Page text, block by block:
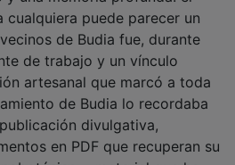
cualquiera puede parecer un
de Budia fue, durante
de trabajo y un vínculo
artesanal que marcó a toda
de Budia lo recordaba
divulgativa,
en PDF que recuperan su
—material que ha